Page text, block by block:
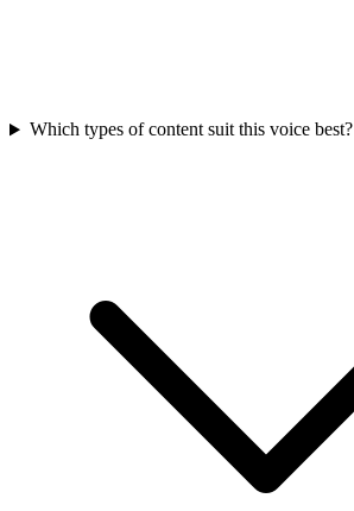
Which types of content suit this voice best?